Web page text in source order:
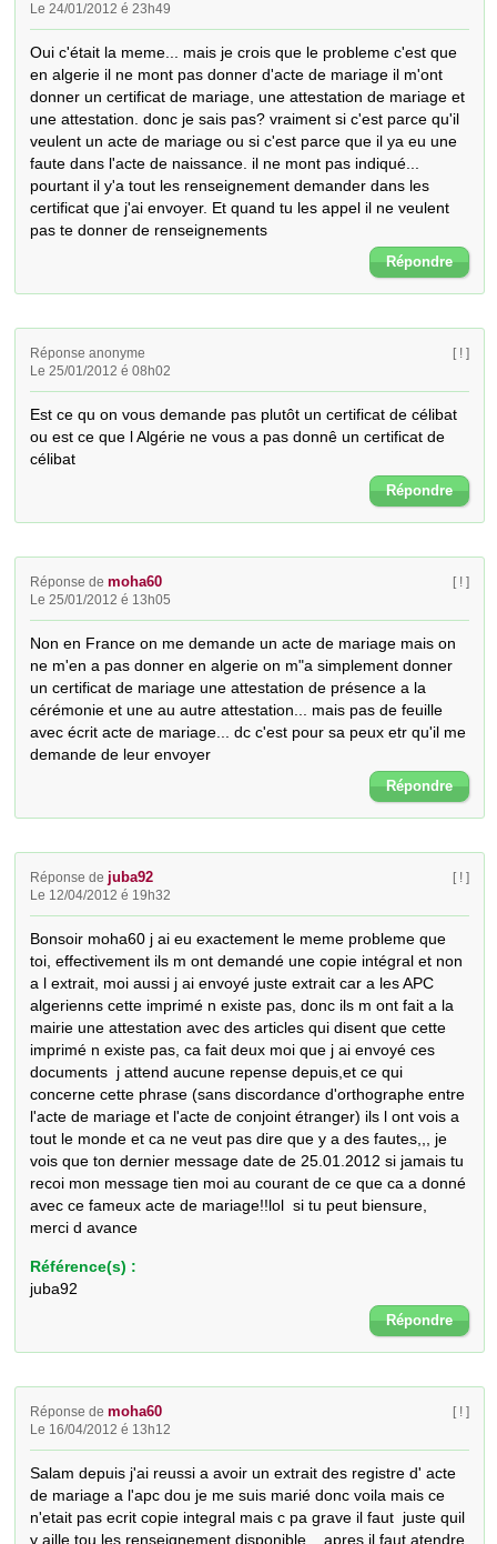
Le 24/01/2012 é 23h49
Oui c'était la meme... mais je crois que le probleme c'est que
en algerie il ne mont pas donner d'acte de mariage il m'ont
donner un certificat de mariage, une attestation de mariage et
une attestation. donc je sais pas? vraiment si c'est parce qu'il
veulent un acte de mariage ou si c'est parce que il ya eu une
faute dans l'acte de naissance. il ne mont pas indiqué...
pourtant il y'a tout les renseignement demander dans les
certificat que j'ai envoyer. Et quand tu les appel il ne veulent
pas te donner de renseignements
Répondre
Réponse anonyme
Le 25/01/2012 é 08h02
[ ! ]
Est ce qu on vous demande pas plutôt un certificat de célibat
ou est ce que l Algérie ne vous a pas donnê un certificat de
célibat
Répondre
Réponse demoha60
Le 25/01/2012 é 13h05
[ ! ]
Non en France on me demande un acte de mariage mais on
ne m'en a pas donner en algerie on m"a simplement donner
un certificat de mariage une attestation de présence a la
cérémonie et une au autre attestation... mais pas de feuille
avec écrit acte de mariage... dc c'est pour sa peux etr qu'il me
demande de leur envoyer
Répondre
Réponse de juba92
Le 12/04/2012 é 19h32
[ ! ]
Bonsoir moha60 j ai eu exactement le meme probleme que
toi, effectivement ils m ont demandé une copie intégral et non
a l extrait, moi aussi j ai envoyé juste extrait car a les APC
algerienns cette imprimé n existe pas, donc ils m ont fait a la
mairie une attestation avec des articles qui disent que cette
imprimé n existe pas, ca fait deux moi que j ai envoyé ces
documents  j attend aucune repense depuis,et ce qui
concerne cette phrase (sans discordance d'orthographe entre
l'acte de mariage et l'acte de conjoint étranger) ils l ont vois a
tout le monde et ca ne veut pas dire que y a des fautes,,, je
vois que ton dernier message date de 25.01.2012 si jamais tu
recoi mon message tien moi au courant de ce que ca a donné
avec ce fameux acte de mariage!!lol  si tu peut biensure,
merci d avance
Référence(s) :
juba92
Répondre
Réponse demoha60
Le 16/04/2012 é 13h12
[ ! ]
Salam depuis j'ai reussi a avoir un extrait des registre d' acte
de mariage a l'apc dou je me suis marié donc voila mais ce
n'etait pas ecrit copie integral mais c pa grave il faut  juste quil
y aille tou les renseignement disponible... apres il faut atendre